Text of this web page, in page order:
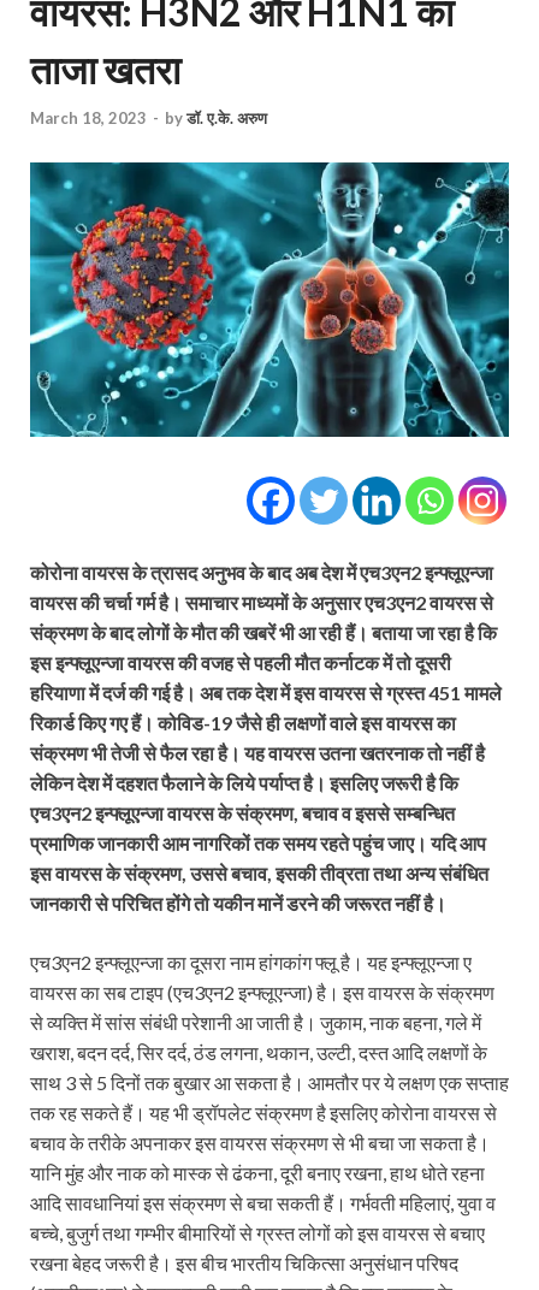
वायरस: H3N2 और H1N1 का
ताजा खतरा
March 18, 2023 - byडॉ. ए.के. अरुण
कोरोना वायरस के त्रासद अनुभव के बाद अब देश में एच3एन2 इन्फ्लूएन्जा
वायरस की चर्चा गर्म है। समाचार माध्यमों के अनुसार एच3एन2 वायरस से
संक्रमण के बाद लोगों के मौत की खबरें भी आ रही हैं। बताया जा रहा है कि
इस इन्फ्लूएन्जा वायरस की वजह से पहली मौत कर्नाटक में तो दूसरी
हरियाणा में दर्ज की गई है। अब तक देश में इस वायरस से ग्रस्त 451 मामले
रिकार्ड किए गए हैं। कोविड-19 जैसे ही लक्षणों वाले इस वायरस का
संक्रमण भी तेजी से फैल रहा है। यह वायरस उतना खतरनाक तो नहीं है
लेकिन देश में दहशत फैलाने के लिये पर्याप्त है। इसलिए जरूरी है कि
एच3एन2 इन्फ्लूएन्जा वायरस के संक्रमण, बचाव व इससे सम्बन्धित
प्रमाणिक जानकारी आम नागरिकों तक समय रहते पहुंच जाए। यदि आप
इस वायरस के संक्रमण, उससे बचाव, इसकी तीव्रता तथा अन्य संबंधित
जानकारी से परिचित होंगे तो यकीन मानें डरने की जरूरत नहीं है।
एच3एन2 इन्फ्लूएन्जा का दूसरा नाम हांगकांग फ्लू है। यह इन्फ्लूएन्जा ए
वायरस का सब टाइप (एच3एन2 इन्फ्लूएन्जा) है। इस वायरस के संक्रमण
से व्यक्ति में सांस संबंधी परेशानी आ जाती है। जुकाम, नाक बहना, गले में
खराश, बदन दर्द, सिर दर्द, ठंड लगना, थकान, उल्टी, दस्त आदि लक्षणों के
साथ 3 से 5 दिनों तक बुखार आ सकता है। आमतौर पर ये लक्षण एक सप्ताह
तक रह सकते हैं। यह भी ड्रॉपलेट संक्रमण है इसलिए कोरोना वायरस से
बचाव के तरीके अपनाकर इस वायरस संक्रमण से भी बचा जा सकता है।
यानि मुंह और नाक को मास्क से ढंकना, दूरी बनाए रखना, हाथ धोते रहना
आदि सावधानियां इस संक्रमण से बचा सकती हैं। गर्भवती महिलाएं, युवा व
बच्चे, बुजुर्ग तथा गम्भीर बीमारियों से ग्रस्त लोगों को इस वायरस से बचाए
रखना बेहद जरूरी है। इस बीच भारतीय चिकित्सा अनुसंधान परिषद